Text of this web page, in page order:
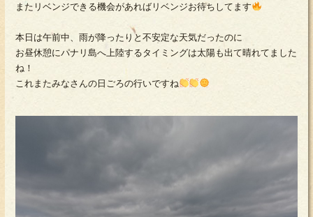
またリベンジできる機会があればリベンジお待ちしてます
本日は午前中、雨が降ったりと不安定な天気だったのに
お昼休憩にパナリ島へ上陸するタイミングは太陽も出て晴れてました
ね！
これまたみなさんの日ごろの行いですね